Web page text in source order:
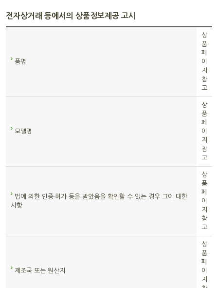
전자상거래 등에서의 상품정보제공 고시
품명
상
품
페
이
지
참
고
모델명
상
품
페
이
지
참
고
법에 의한 인증·허가 등을 받았음을 확인할 수 있는 경우 그에 대한
사항
상
품
페
이
지
참
고
제조국 또는 원산지
상
품
페
이
지